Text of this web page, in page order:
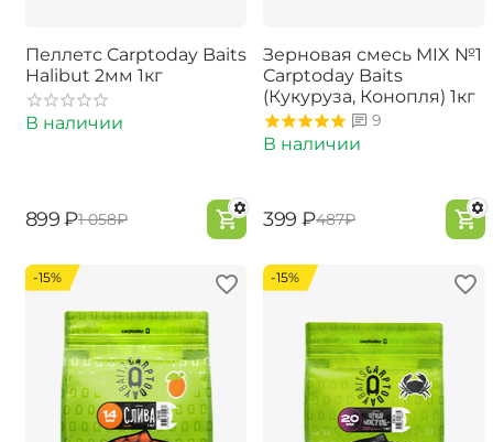
Пеллетс Carptoday Baits
Halibut 2мм 1кг
В наличии
‍899‍ ₽‍1 058‍₽
Зерновая смесь MIX №1
Carptoday Baits
(Кукуруза, Конопля) 1кг
9
В наличии
‍399‍ ₽‍487‍₽
-15% -15%